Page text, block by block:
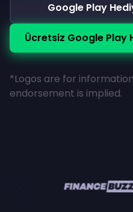
Google Play
Ücretsiz Google Play
*Logos are for
endorsement is implied.